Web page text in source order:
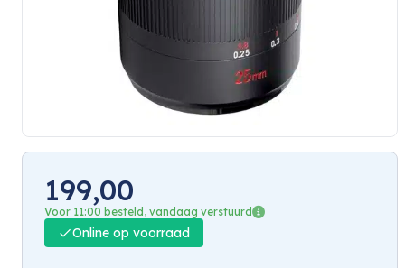
199,00
Voor 11:00 besteld, vandaag verstuurd
Online op voorraad